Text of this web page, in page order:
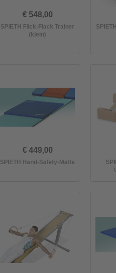
€ 548,00
SPIETH Flick-Flack Trainer
(klein)
€ 449,00
SPIETH Hand-Safety-Matte